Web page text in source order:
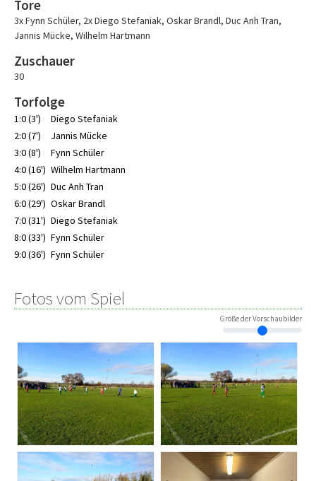
Tore
3x Fynn Schüler, 2x Diego Stefaniak, Oskar Brandl, Duc Anh Tran,
Jannis Mücke, Wilhelm Hartmann
Zuschauer
30
Torfolge
1:0 (3')
Diego Stefaniak
2:0 (7')
Jannis Mücke
3:0 (8')
Fynn Schüler
4:0 (16') Wilhelm Hartmann
5:0 (26') Duc Anh Tran
6:0 (29') Oskar Brandl
7:0 (31') Diego Stefaniak
8:0 (33') Fynn Schüler
9:0 (36') Fynn Schüler
Fotos vom Spiel
Größe der Vorschaubilder